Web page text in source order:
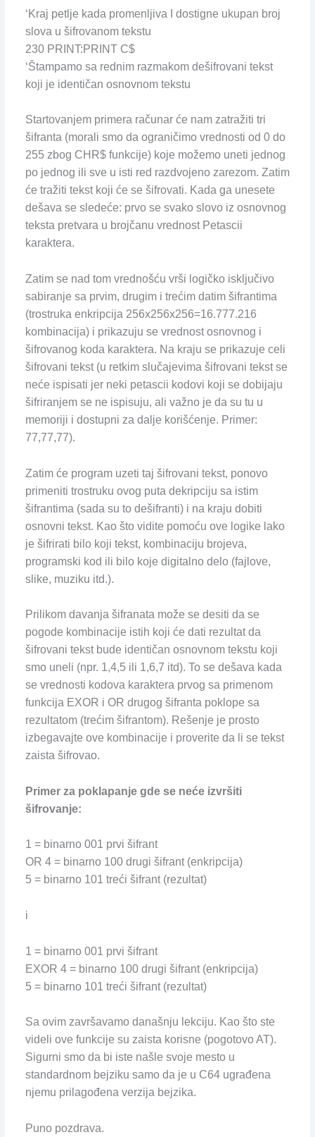
‘Kraj petlje kada promenljiva I dostigne ukupan broj
slova u šifrovanom tekstu
230 PRINT:PRINT C$
‘Štampamo sa rednim razmakom dešifrovani tekst
koji je identičan osnovnom tekstu
Startovanjem primera računar će nam zatražiti tri
šifranta (morali smo da ograničimo vrednosti od 0 do
255 zbog CHR$ funkcije) koje možemo uneti jednog
po jednog ili sve u isti red razdvojeno zarezom. Zatim
će tražiti tekst koji će se šifrovati. Kada ga unesete
dešava se sledeće: prvo se svako slovo iz osnovnog
teksta pretvara u brojčanu vrednost Petascii
karaktera.
Zatim se nad tom vrednošću vrši logičko isključivo
sabiranje sa prvim, drugim i trećim datim šifrantima
(trostruka enkripcija 256x256x256=16.777.216
kombinacija) i prikazuju se vrednost osnovnog i
šifrovanog koda karaktera. Na kraju se prikazuje celi
šifrovani tekst (u retkim slučajevima šifrovani tekst se
neće ispisati jer neki petascii kodovi koji se dobijaju
šifriranjem se ne ispisuju, ali važno je da su tu u
memoriji i dostupni za dalje korišćenje. Primer:
77,77,77).
Zatim će program uzeti taj šifrovani tekst, ponovo
primeniti trostruku ovog puta dekripciju sa istim
šifrantima (sada su to dešifranti) i na kraju dobiti
osnovni tekst. Kao što vidite pomoću ove logike lako
je šifrirati bilo koji tekst, kombinaciju brojeva,
programski kod ili bilo koje digitalno delo (fajlove,
slike, muziku itd.).
Prilikom davanja šifranata može se desiti da se
pogode kombinacije istih koji će dati rezultat da
šifrovani tekst bude identičan osnovnom tekstu koji
smo uneli (npr. 1,4,5 ili 1,6,7 itd). To se dešava kada
se vrednosti kodova karaktera prvog sa primenom
funkcija EXOR i OR drugog šifranta poklope sa
rezultatom (trećim šifrantom). Rešenje je prosto
izbegavajte ove kombinacije i proverite da li se tekst
zaista šifrovao.
Primer za poklapanje gde se neće izvršiti
šifrovanje:
1 = binarno 001 prvi šifrant
OR 4 = binarno 100 drugi šifrant (enkripcija)
5 = binarno 101 treći šifrant (rezultat)
i
1 = binarno 001 prvi šifrant
EXOR 4 = binarno 100 drugi šifrant (enkripcija)
5 = binarno 101 treći šifrant (rezultat)
Sa ovim završavamo današnju lekciju. Kao što ste
videli ove funkcije su zaista korisne (pogotovo AT).
Sigurni smo da bi iste našle svoje mesto u
standardnom bejziku samo da je u C64 ugrađena
njemu prilagođena verzija bejzika.
Puno pozdrava.